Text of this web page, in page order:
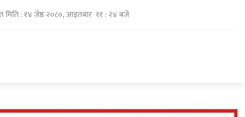
मिति : १४ जेष्ठ २०८०, आइतबार ११ : २४ बजे